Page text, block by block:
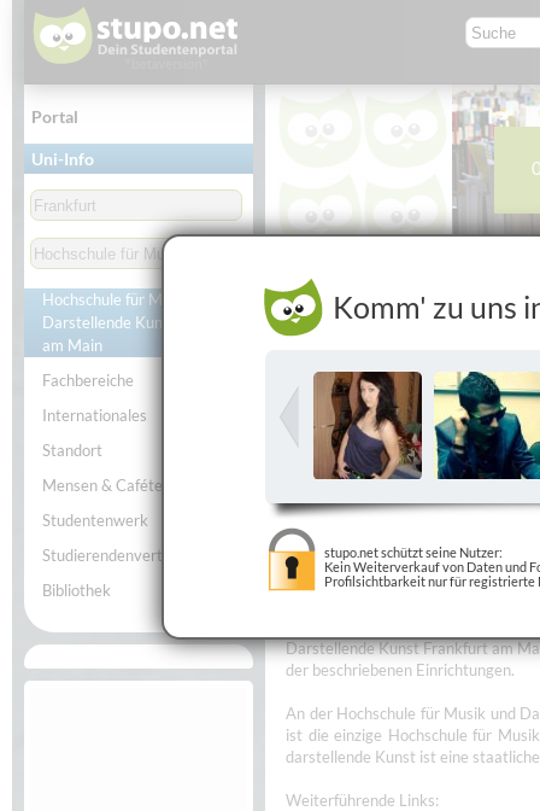
Portal
Uni-Info
Hochschule für Musik und
Darstellende Kunst Frankfurt
am Main
Fachbereiche
Internationales
Standort
Mensen & Caféterien
Studentenwerk
Studierendenvertretung
Bibliothek
Hochschule für Musik und
Darstellende Kunst Frankfurt am
der beschriebenen Einrichtungen.
An der Hochschule für Musik und
ist die einzige Hochschule für
darstellende Kunst ist eine
Weiterführende Links:
Komm' zu uns
stupo.net schützt seine Nutzer:
Kein Weiterverkauf von Daten und
Profilsichtbarkeit nur für registrierte